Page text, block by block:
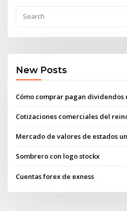
New Posts
Cómo comprar pagan dividendos
Cotizaciones comerciales del
Mercado de valores de estados
Sombrero con logo stockx
Cuentas forex de exness